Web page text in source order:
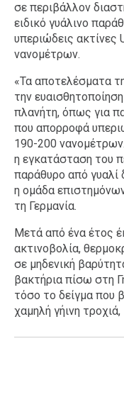
σε περιβάλλον
ειδικό γυάλινο
υπεριώδεις ακτίνες
νανομέτρων.
«Τα αποτελέσματα
την
πλανήτη, όπως για
που απορροφά
190-200
η εγκατάσταση του
παράθυρο από γυαλί
η ομάδα
τη Γερμανία.
Μετά από ένα έτος
ακτινοβολία,
σε μηδενική
βακτήρια πίσω στη
τόσο το δείγμα που
χαμηλή γήινη